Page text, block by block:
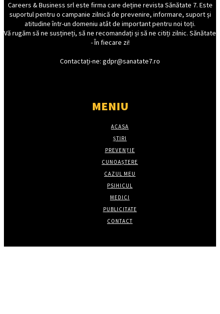
Careers & Business srl este firma care deține revista Sănătate 7. Este
suportul pentru o campanie zilnică de prevenire, informare, suport și
atitudine într-un domeniu atât de important pentru noi toți.
Vă rugăm să ne susțineți, să ne recomandați și să ne citiți zilnic. Sănătate
- În fiecare zi!
Contactați-ne: gdpr@sanatate7.ro
MENIU
ACASA
ȘTIRI
PREVENȚIE
CUNOAȘTERE
CAZUL MEU
PSIHICUL
MEDICI
PUBLICITATE
CONTACT